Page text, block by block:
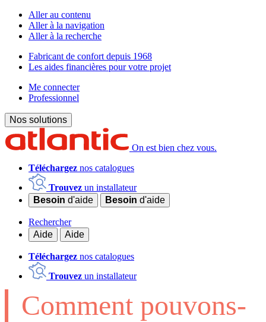
Aller au contenu
Aller à la navigation
Aller à la recherche
Fabricant de confort depuis 1968
Les aides financières pour votre projet
Me connecter
Professionnel
Nos solutions
On est bien chez vous.
Téléchargez nos catalogues
Trouvez un installateur
Besoin d'aide Besoin d'aide
Rechercher
Aide
Aide
Téléchargez nos catalogues
Trouvez un installateur
Comment pouvons-